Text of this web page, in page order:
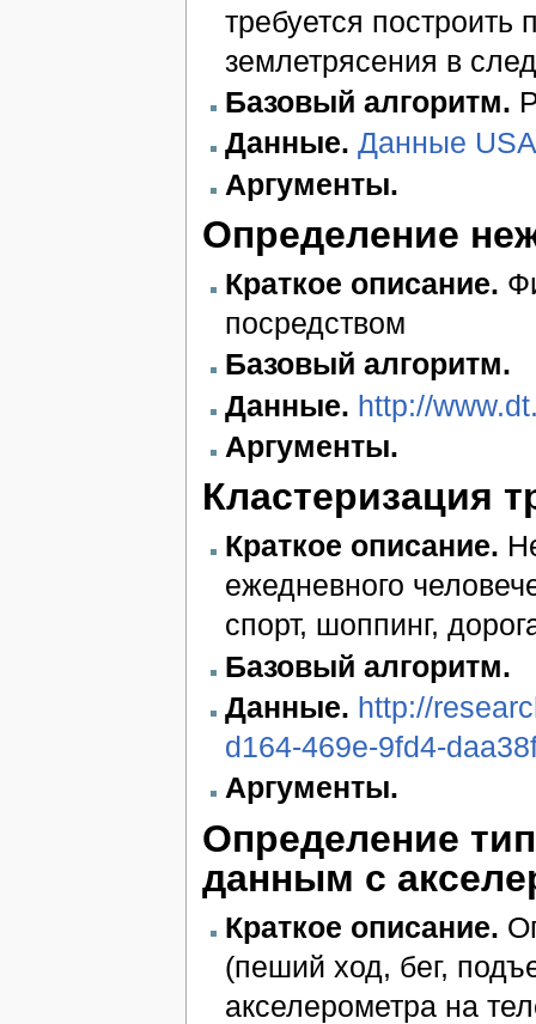
требуется построить
землетрясения в
Базовый алгоритм.
Данные. Данныe
Аргументы.
Определение
Краткое описание.
посредством
Базовый алгоритм.
Данные. http://
Аргументы.
Кластеризация
Краткое описание.
ежедневного
спорт, шоппинг,
Базовый алгоритм.
Данные. http://
d164-469e-9fd4-
Аргументы.
Определение
данным с
Краткое описание.
(пеший ход, бег,
акселерометра на